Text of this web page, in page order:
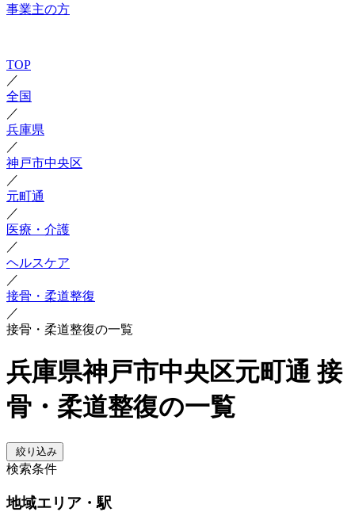
事業主の方
TOP
／
全国
／
兵庫県
／
神戸市中央区
／
元町通
／
医療・介護
／
ヘルスケア
／
接骨・柔道整復
／
接骨・柔道整復の一覧
兵庫県神戸市中央区元町通 接
骨・柔道整復の一覧
絞り込み
検索条件
地域エリア・駅